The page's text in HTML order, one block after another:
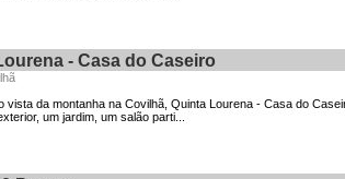
- Casa do Caseiro
vista da montanha na Covilhã, Quinta Lourena - Casa do
um jardim, um salão parti...